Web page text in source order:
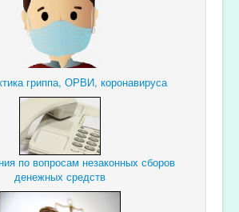
гриппа, ОРВИ, коронавируса
по вопросам незаконных сборов
денежных средств